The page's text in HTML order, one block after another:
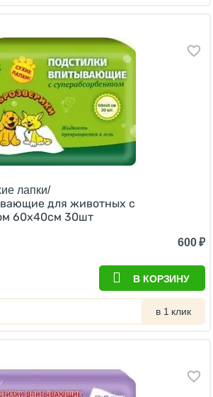
лапки/
для животных с
60х40см 30шт
600₽
В КОРЗИНУ
в 1 клик